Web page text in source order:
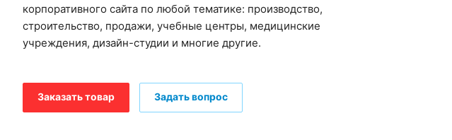
корпоративного сайта по любой тематике: производство,
строительство, продажи, учебные центры, медицинские
учреждения, дизайн-студии и многие другие.
Заказать товар Задать вопрос